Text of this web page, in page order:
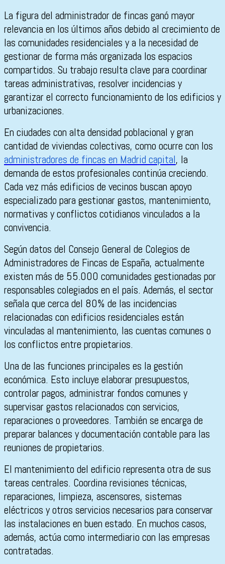
La figura del administrador de fincas ganó mayor
relevancia en los últimos años debido al crecimiento de
las comunidades residenciales y a la necesidad de
gestionar de forma más organizada los espacios
compartidos. Su trabajo resulta clave para coordinar
tareas administrativas, resolver incidencias y
garantizar el correcto funcionamiento de los edificios y
urbanizaciones.
En ciudades con alta densidad poblacional y gran
cantidad de viviendas colectivas, como ocurre con los
administradores de fincas en Madrid capital, la
demanda de estos profesionales continúa creciendo.
Cada vez más edificios de vecinos buscan apoyo
especializado para gestionar gastos, mantenimiento,
normativas y conflictos cotidianos vinculados a la
convivencia.
Según datos del Consejo General de Colegios de
Administradores de Fincas de España, actualmente
existen más de 55.000 comunidades gestionadas por
responsables colegiados en el país. Además, el sector
señala que cerca del 80% de las incidencias
relacionadas con edificios residenciales están
vinculadas al mantenimiento, las cuentas comunes o
los conflictos entre propietarios.
Una de las funciones principales es la gestión
económica. Esto incluye elaborar presupuestos,
controlar pagos, administrar fondos comunes y
supervisar gastos relacionados con servicios,
reparaciones o proveedores. También se encarga de
preparar balances y documentación contable para las
reuniones de propietarios.
El mantenimiento del edificio representa otra de sus
tareas centrales. Coordina revisiones técnicas,
reparaciones, limpieza, ascensores, sistemas
eléctricos y otros servicios necesarios para conservar
las instalaciones en buen estado. En muchos casos,
además, actúa como intermediario con las empresas
contratadas.